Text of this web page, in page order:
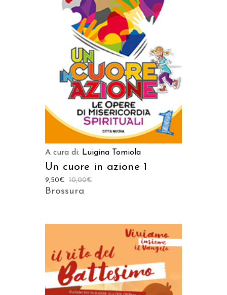
AGGIUNGI AL CARRELLO
A cura di: Luigina Tomiola
Un cuore in azione 1
10,00€
9,50€
Brossura